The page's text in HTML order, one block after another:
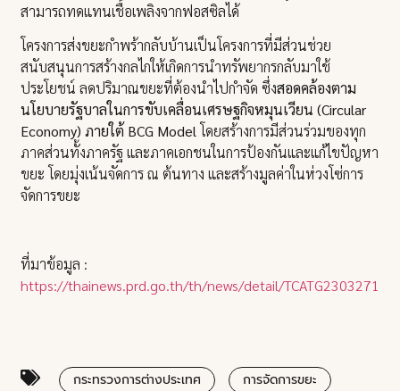
สามารถทดแทนเชื้อเพลิงจากฟอสซิลได้
โครงการส่งขยะกำพร้ากลับบ้านเป็นโครงการที่มีส่วนช่วย
สนับสนุนการสร้างกลไกให้เกิดการนำทรัพยากรกลับมาใช้
ประโยชน์ ลดปริมาณขยะที่ต้องนำไปกำจัด ซึ่งสอดคล้องตาม
นโยบายรัฐบาลในการขับเคลื่อนเศรษฐกิจหมุนเวียน (Circular
Economy) ภายใต้ BCG Model โดยสร้างการมีส่วนร่วมของทุก
ภาคส่วนทั้งภาครัฐ และภาคเอกชนในการป้องกันและแก้ไขปัญหา
ขยะ โดยมุ่งเน้นจัดการ ณ ต้นทาง และสร้างมูลค่าในห่วงโซ่การ
จัดการขยะ
ที่มาข้อมูล :
https://thainews.prd.go.th/th/news/detail/
กระทรวงการต่างประเทศ
การจัดการขยะ